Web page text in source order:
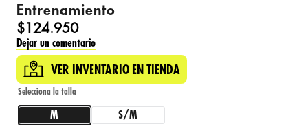
5. gorras
Entrenamiento
$124.950
Dejar un comentario
VER INVENTARIO EN TIENDA
M S/M